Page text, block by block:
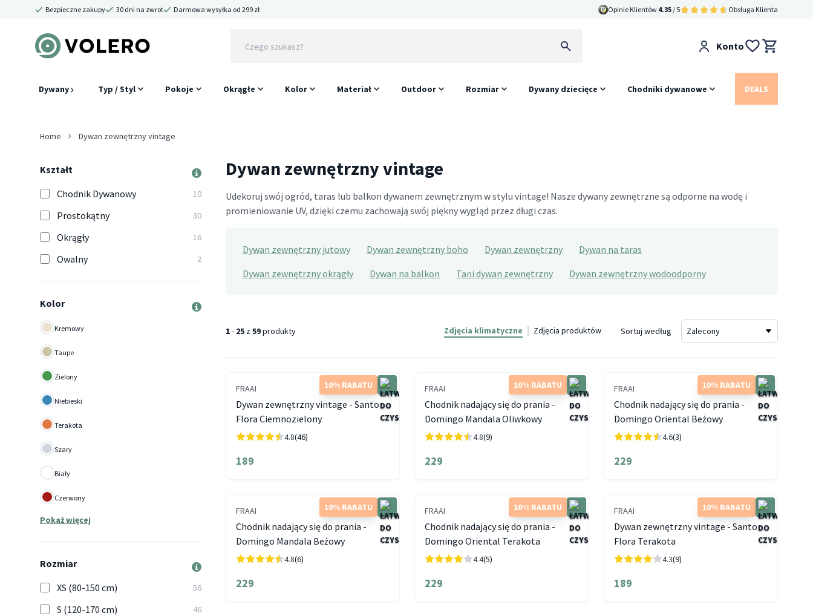
Bezpieczne zakupy 30 dni na zwrot Darmowa wysyłka od 299 zł Opinie Klientów 4.35 / 5 Obsługa Klienta
Konto
Dywany Typ / Styl Pokoje Okrągłe Kolor Materiał Outdoor Rozmiar Dywany dziecięce Chodniki dywanowe DEALS
Home Dywan zewnętrzny vintage
Kształt
Chodnik Dywanowy
10
Prostokątny 30
Okrągły 16
Owalny 2
Kolor
Kremowy
Taupe
Zielony
Niebieski
Terakota
Szary
Biały
Czerwony
Pokaż więcej
Rozmiar
XS (80-150 cm)
56
S (120-170 cm) 46
Dywan zewnętrzny vintage
Udekoruj swój ogród, taras lub balkon dywanem zewnętrznym w stylu vintage! Nasze dywany zewnętrzne są odporne na wodę i
promieniowanie UV, dzięki czemu zachowają swój piękny wygląd przez długi czas.
Dywan zewnętrzny jutowy Dywan zewnętrzny boho Dywan zewnętrzny
Dywan na taras
Dywan zewnętrzny okrągły
Dywan na balkon Tani dywan zewnętrzny Dywan zewnętrzny wodoodporny
1- 25 z59produkty Zdjęcia klimatyczne Zdjęcia produktów Sortuj według
10% RABATU
FRAAI
Dywan zewnętrzny vintage - Santo
Flora Ciemnozielony
4.8(46)
189
10% RABATU
FRAAI
Chodnik nadający się do prania -
Domingo Mandala Oliwkowy
4.8(9)
229
10% RABATU
FRAAI
Chodnik nadający się do prania -
Domingo Oriental Beżowy
4.6(3)
229
10% RABATU
FRAAI
Chodnik nadający się do prania -
Domingo Mandala Beżowy
4.8(6)
229
10% RABATU
FRAAI
Chodnik nadający się do prania -
Domingo Oriental Terakota
4.4(5)
229
10% RABATU
FRAAI
Dywan zewnętrzny vintage - Santo
Flora Terakota
4.3(9)
189